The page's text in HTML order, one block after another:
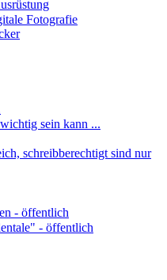
Fotografie
sein kann ...
schreibberechtigt sind nur
- öffentlich
- öffentlich